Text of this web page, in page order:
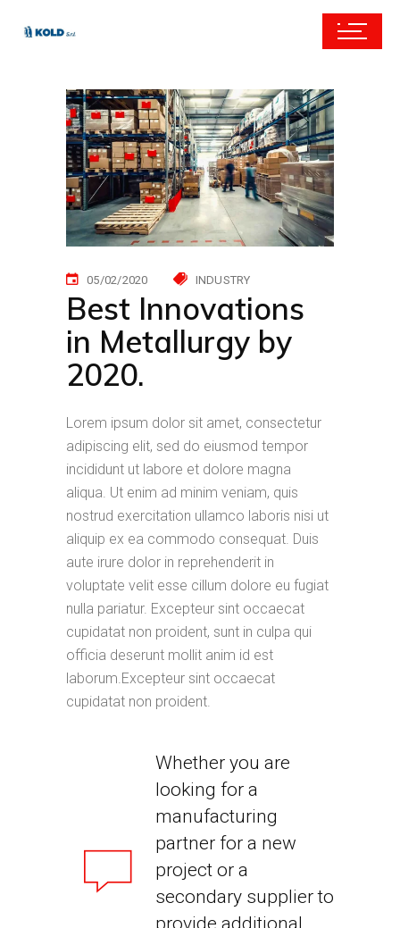
05/02/2020 INDUSTRY
Best Innovations
in Metallurgy by
2020.
Lorem ipsum dolor sit amet, consectetur
adipiscing elit, sed do eiusmod tempor
incididunt ut labore et dolore magna
aliqua. Ut enim ad minim veniam, quis
nostrud exercitation ullamco laboris nisi ut
aliquip ex ea commodo consequat. Duis
aute irure dolor in reprehenderit in
voluptate velit esse cillum dolore eu fugiat
nulla pariatur. Excepteur sint occaecat
cupidatat non proident, sunt in culpa qui
officia deserunt mollit anim id est
laborum.Excepteur sint occaecat
cupidatat non proident.
Whether you are
looking for a
manufacturing
partner for a new
project or a
secondary supplier to